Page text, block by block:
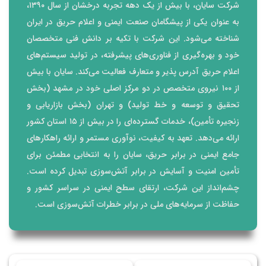
شرکت سایان، با بیش از یک دهه تجربه درخشان از سال ۱۳۹۰،
به عنوان یکی از پیشگامان صنعت ایمنی و اعلام حریق در ایران
شناخته می‌شود. این شرکت با تکیه بر دانش فنی متخصصان
خود و بهره‌گیری از فناوری‌های پیشرفته، در تولید سیستم‌های
اعلام حریق آدرس پذیر و متعارف فعالیت می‌کند. سایان با بیش
از ۱۰۰ نیروی متخصص در دو مرکز اصلی خود در مشهد (بخش
تحقیق و توسعه و خط تولید) و تهران (بخش بازاریابی و
زنجیره تأمین)، خدمات گسترده‌ای را در بیش از ۱۵ استان کشور
ارائه می‌دهد. تعهد به کیفیت، نوآوری مستمر و ارائه راهکارهای
جامع ایمنی در برابر حریق، سایان را به انتخابی مطمئن برای
تأمین امنیت و آسایش در برابر آتش‌سوزی تبدیل کرده است.
چشم‌انداز این شرکت، ارتقای سطح ایمنی در سراسر کشور و
حفاظت از سرمایه‌های ملی در برابر خطرات آتش‌سوزی است.